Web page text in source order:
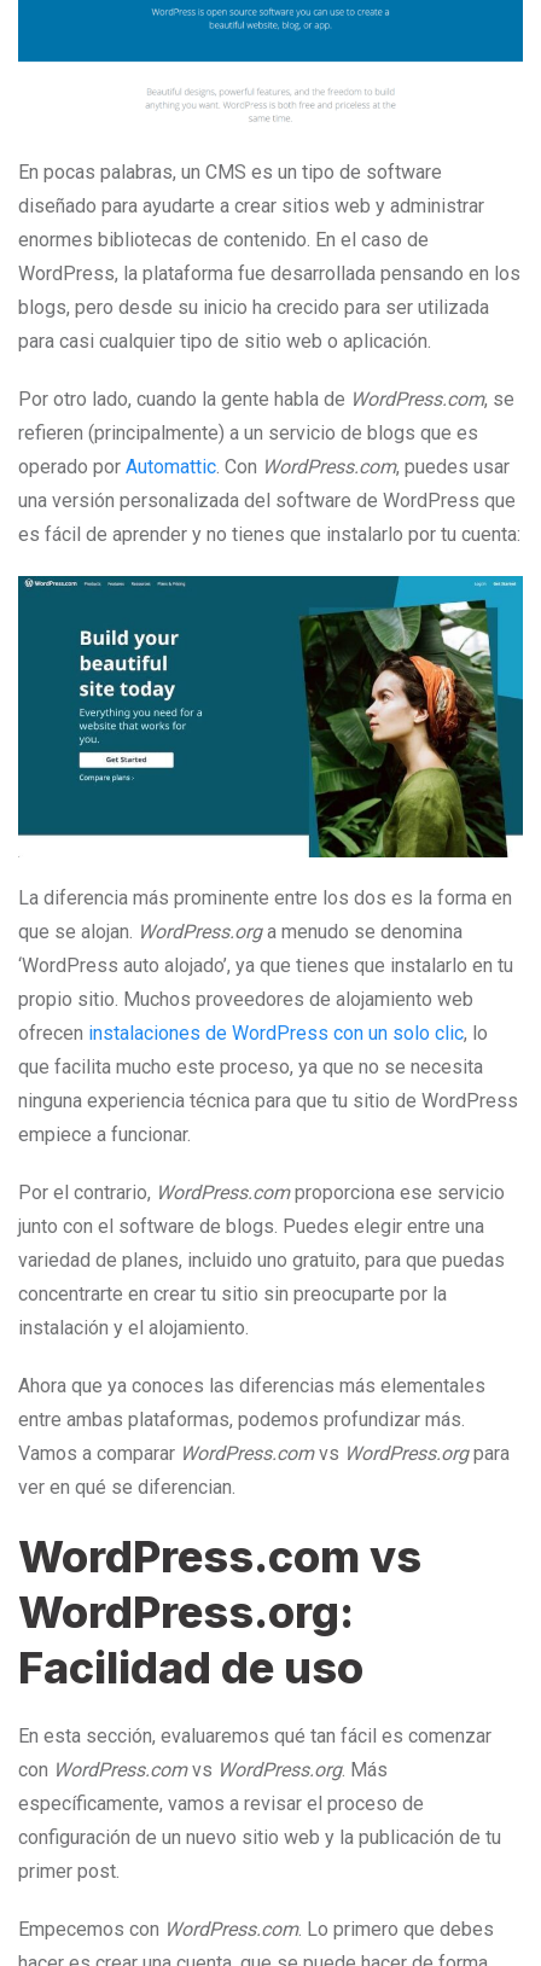
En pocas palabras, un CMS es un tipo de software
diseñado para ayudarte a crear sitios web y administrar
enormes bibliotecas de contenido. En el caso de
WordPress, la plataforma fue desarrollada pensando en los
blogs, pero desde su inicio ha crecido para ser utilizada
para casi cualquier tipo de sitio web o aplicación.
Por otro lado, cuando la gente habla de WordPress.com, se
refieren (principalmente) a un servicio de blogs que es
operado por Automattic . Con WordPress.com, puedes usar
una versión personalizada del software de WordPress que
es fácil de aprender y no tienes que instalarlo por tu cuenta:
La diferencia más prominente entre los dos es la forma en
que se alojan. WordPress.orga menudo se denomina
‘WordPress auto alojado’, ya que tienes que instalarlo en tu
propio sitio. Muchos proveedores de alojamiento web
ofrecen instalaciones de WordPress con un solo clic, lo
que facilita mucho este proceso, ya que no se necesita
ninguna experiencia técnica para que tu sitio de WordPress
empiece a funcionar.
Por el contrario, WordPress.comproporciona ese servicio
junto con el software de blogs. Puedes elegir entre una
variedad de planes, incluido uno gratuito, para que puedas
concentrarte en crear tu sitio sin preocuparte por la
instalación y el alojamiento.
Ahora que ya conoces las diferencias más elementales
entre ambas plataformas, podemos profundizar más.
Vamos a comparar WordPress.comvs WordPress.orgpara
ver en qué se diferencian.
WordPress.com vs
WordPress.org:
Facilidad de uso
En esta sección, evaluaremos qué tan fácil es comenzar
con WordPress.comvs WordPress.org. Más
específicamente, vamos a revisar el proceso de
configuración de un nuevo sitio web y la publicación de tu
primer post.
Empecemos con WordPress.com. Lo primero que debes